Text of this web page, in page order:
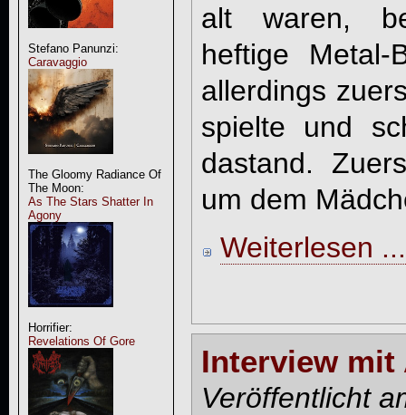
Stefano Panunzi:
Caravaggio
The Gloomy Radiance Of
The Moon:
As The Stars Shatter In
Agony
Horrifier:
Revelations Of Gore
alt waren,
heftige
allerdings
spielte und
dastand.
um dem
Weiterlesen ...
Interview mit
Veröffentlicht